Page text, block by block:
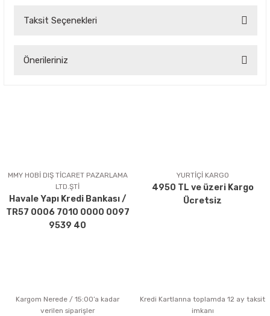
Taksit Seçenekleri
Önerileriniz
Ürün açıklamasında eksik bilgiler bulunuyor.
Ürün bilgilerinde hatalar bulunuyor.
Ürün fiyatı diğer sitelerden daha pahalı.
Bu ürüne benzer farklı alternatifler olmalı.
Gönder
MMY HOBİ DIŞ TİCARET PAZARLAMA
LTD.ŞTİ
Havale Yapı Kredi Bankası /
TR57 0006 7010 0000 0097
9539 40
YURTİÇİ KARGO
4950 TL ve üzeri Kargo
Ücretsiz
Kargom Nerede / 15:00’a kadar
verilen siparişler
Kredi Kartlarına toplamda 12 ay taksit
imkanı